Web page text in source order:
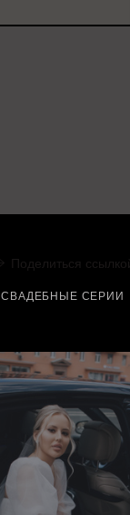
Поделиться ссылкой
СВАДЕБНЫЕ СЕРИИ